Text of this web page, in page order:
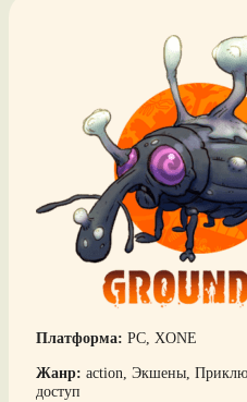
Платформа: PC, XONE
Жанр: action, Экшены,
доступ